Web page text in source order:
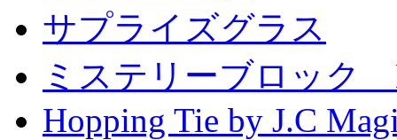
サプライズグラス
ミステリーブロック
Hopping Tie by J.C